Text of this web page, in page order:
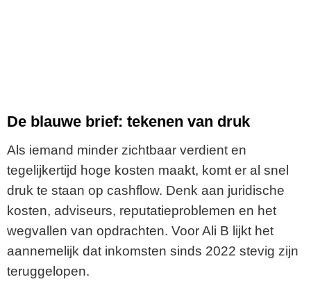
De blauwe brief: tekenen van druk
Als iemand minder zichtbaar verdient en
tegelijkertijd hoge kosten maakt, komt er al snel
druk te staan op cashflow. Denk aan juridische
kosten, adviseurs, reputatieproblemen en het
wegvallen van opdrachten. Voor Ali B lijkt het
aannemelijk dat inkomsten sinds 2022 stevig zijn
teruggelopen.